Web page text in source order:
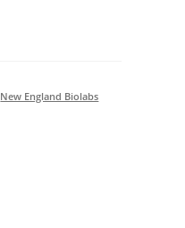
New England Biolabs